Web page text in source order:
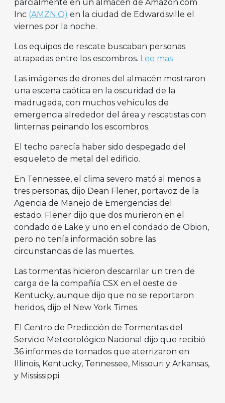
parcialmente en un almacén de Amazon.com
Inc (AMZN.O) en la ciudad de Edwardsville el
viernes por la noche.
Los equipos de rescate buscaban personas
atrapadas entre los escombros. Lee mas
Las imágenes de drones del almacén mostraron
una escena caótica en la oscuridad de la
madrugada, con muchos vehículos de
emergencia alrededor del área y rescatistas con
linternas peinando los escombros.
El techo parecía haber sido despegado del
esqueleto de metal del edificio.
En Tennessee, el clima severo mató al menos a
tres personas, dijo Dean Flener, portavoz de la
Agencia de Manejo de Emergencias del
estado. Flener dijo que dos murieron en el
condado de Lake y uno en el condado de Obion,
pero no tenía información sobre las
circunstancias de las muertes.
Las tormentas hicieron descarrilar un tren de
carga de la compañía CSX en el oeste de
Kentucky, aunque dijo que no se reportaron
heridos, dijo el New York Times.
El Centro de Predicción de Tormentas del
Servicio Meteorológico Nacional dijo que recibió
36 informes de tornados que aterrizaron en
Illinois, Kentucky, Tennessee, Missouri y Arkansas,
y Mississippi.